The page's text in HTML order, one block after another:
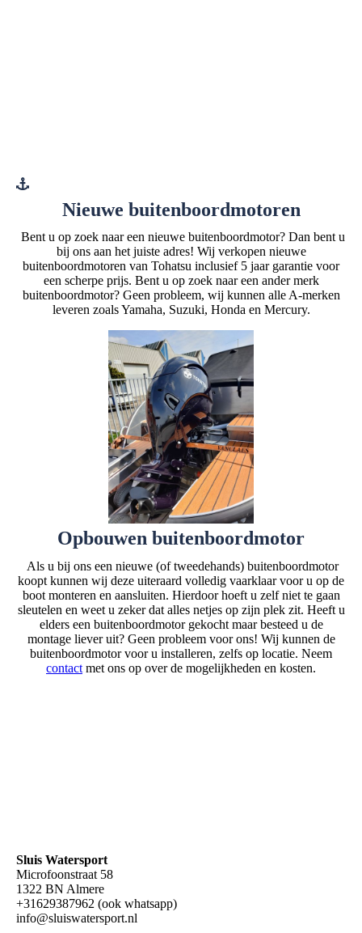
Nieuwe buitenboordmotoren
Bent u op zoek naar een nieuwe buitenboordmotor? Dan bent u
bij ons aan het juiste adres! Wij verkopen nieuwe
buitenboordmotoren van Tohatsu inclusief 5 jaar garantie voor
een scherpe prijs. Bent u op zoek naar een ander merk
buitenboordmotor? Geen probleem, wij kunnen alle A-merken
leveren zoals Yamaha, Suzuki, Honda en Mercury.
Opbouwen buitenboordmotor
Als u bij ons een nieuwe (of tweedehands) buitenboordmotor
koopt kunnen wij deze uiteraard volledig vaarklaar voor u op de
boot monteren en aansluiten. Hierdoor hoeft u zelf niet te gaan
sleutelen en weet u zeker dat alles netjes op zijn plek zit. Heeft u
elders een buitenboordmotor gekocht maar besteed u de
montage liever uit? Geen probleem voor ons! Wij kunnen de
buitenboordmotor voor u installeren, zelfs op locatie. Neem
contact met ons op over de mogelijkheden en kosten.
Sluis Watersport
Microfoonstraat 58
1322 BN Almere
+31629387962 (ook whatsapp)
info@sluiswatersport.nl